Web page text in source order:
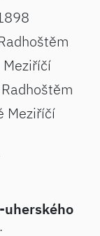
Meziříčí
Meziříčí
uherského